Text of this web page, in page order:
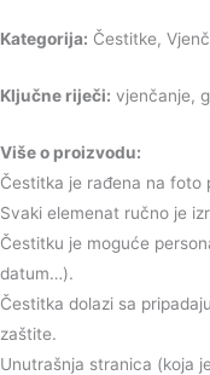
Kategorija: Čestitke,
Ključne riječi: vjenčanje,
Više o proizvodu:
Čestitka je rađena na foto
Svaki elemenat ručno je
Čestitku je moguće
datum…).
Čestitka dolazi sa
zaštite.
Unutrašnja stranica (koja